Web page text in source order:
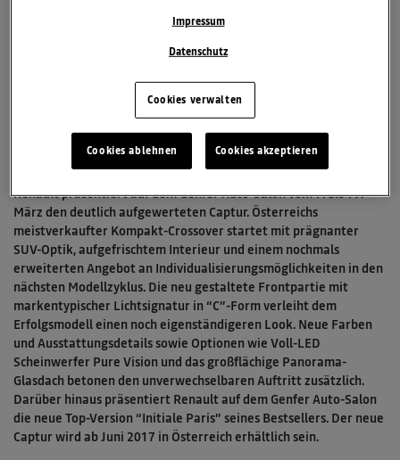
Renault präsentiert auf dem Genfer Auto-Salon vom 7. bis 19.
März den deutlich aufgewerteten Captur. Österreichs
meistverkaufter Kompakt-Crossover startet mit prägnanter
SUV-Optik, aufgefrischtem Interieur und einem nochmals
erweiterten Angebot an Individualisierungsmöglichkeiten in den
nächsten Modellzyklus. Die neu gestaltete Frontpartie mit
markentypischer Lichtsignatur in “C”-Form verleiht dem
Erfolgsmodell einen noch eigenständigeren Look. Neue Farben
und Ausstattungsdetails sowie Optionen wie Voll-LED
Scheinwerfer Pure Vision und das großflächige Panorama-
Glasdach betonen den unverwechselbaren Auftritt zusätzlich.
Darüber hinaus präsentiert Renault auf dem Genfer Auto-Salon
die neue Top-Version “Initiale Paris” seines Bestsellers. Der neue
Captur wird ab Juni 2017 in Österreich erhältlich sein.
Impressum
Datenschutz
Cookies verwalten
Cookies ablehnen Cookies akzeptieren